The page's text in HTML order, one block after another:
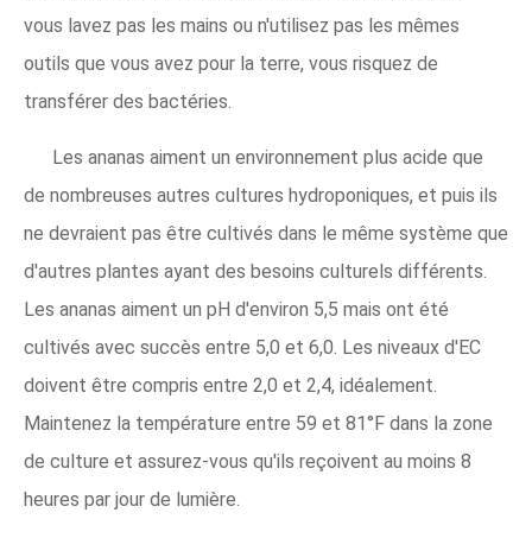
vous lavez pas les mains ou n'utilisez pas les mêmes
outils que vous avez pour la terre, vous risquez de
transférer des bactéries.
Les ananas aiment un environnement plus acide que
de nombreuses autres cultures hydroponiques, et puis ils
ne devraient pas être cultivés dans le même système que
d'autres plantes ayant des besoins culturels différents.
Les ananas aiment un pH d'environ 5,5 mais ont été
cultivés avec succès entre 5,0 et 6,0. Les niveaux d'EC
doivent être compris entre 2,0 et 2,4, idéalement.
Maintenez la température entre 59 et 81°F dans la zone
de culture et assurez-vous qu'ils reçoivent au moins 8
heures par jour de lumière.